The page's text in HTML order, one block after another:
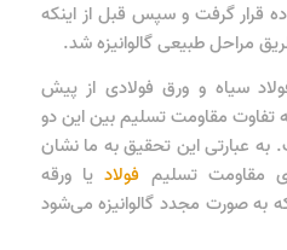
قرار گرفت و سپس قبل از اینکه
مراحل طبیعی گالوانیزه شد.
سیاه و ورق فولادی از پیش
تفاوت مقاومت تسلیم بین این دو
عبارتی این تحقیق به ما نشان
مقاومت تسلیم فولادیا ورقه
به صورت مجدد گالوانیزه می‌شود